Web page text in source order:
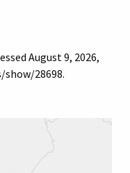
August 9, 2026,
28698.